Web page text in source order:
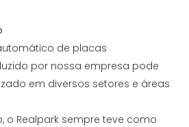
de placas
por nossa empresa pode
em diversos setores e áreas
o Realpark sempre teve como